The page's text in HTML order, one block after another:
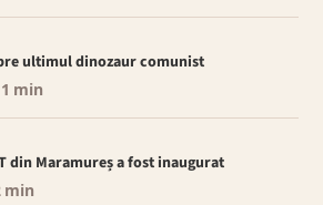
ultimul dinozaur comunist
1 min
din Maramureș a fost inaugurat
min